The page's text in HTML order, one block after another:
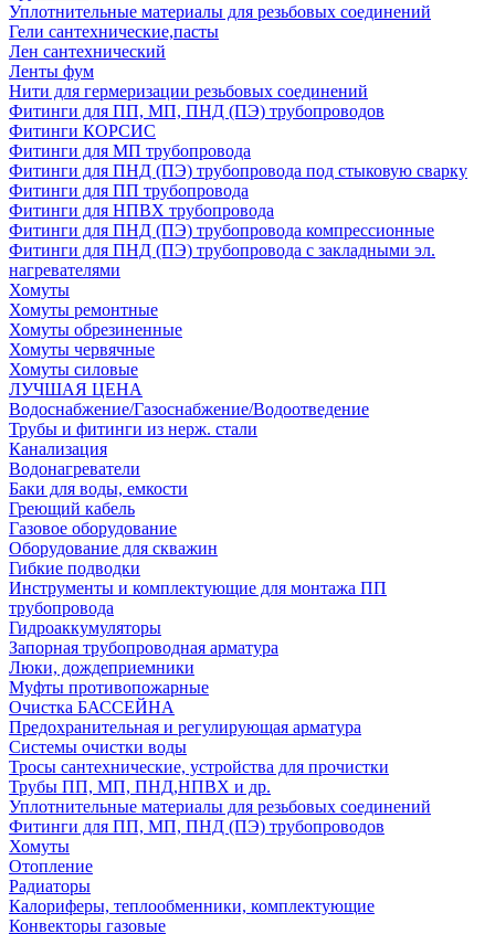
Уплотнительные материалы для резьбовых соединений
Гели сантехнические,пасты
Лен сантехнический
Ленты фум
Нити для гермеризации резьбовых соединений
Фитинги для ПП, МП, ПНД (ПЭ) трубопроводов
Фитинги КОРСИС
Фитинги для МП трубопровода
Фитинги для ПНД (ПЭ) трубопровода под стыковую сварку
Фитинги для ПП трубопровода
Фитинги для НПВХ трубопровода
Фитинги для ПНД (ПЭ) трубопровода компрессионные
Фитинги для ПНД (ПЭ) трубопровода с закладными эл.
нагревателями
Хомуты
Хомуты ремонтные
Хомуты обрезиненные
Хомуты червячные
Хомуты силовые
ЛУЧШАЯ ЦЕНА
Водоснабжение/Газоснабжение/Водоотведение
Трубы и фитинги из нерж. стали
Канализация
Водонагреватели
Баки для воды, емкости
Греющий кабель
Газовое оборудование
Оборудование для скважин
Гибкие подводки
Инструменты и комплектующие для монтажа ПП
трубопровода
Гидроаккумуляторы
Запорная трубопроводная арматура
Люки, дождеприемники
Муфты противопожарные
Очистка БАССЕЙНА
Предохранительная и регулирующая арматура
Системы очистки воды
Тросы сантехнические, устройства для прочистки
Трубы ПП, МП, ПНД,НПВХ и др.
Уплотнительные материалы для резьбовых соединений
Фитинги для ПП, МП, ПНД (ПЭ) трубопроводов
Хомуты
Отопление
Радиаторы
Калориферы, теплообменники, комплектующие
Конвекторы газовые